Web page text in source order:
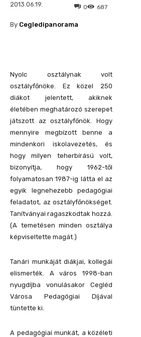
2013.06.19. 687
0
By Cegledipanorama
Nyolc osztálynak volt
osztályfőnöke. Ez közel 250
diákot jelentett, akiknek
életében meghatározó szerepet
játszott az osztályfőnök. Hogy
mennyire megbízott benne a
mindenkori iskolavezetés, és
hogy milyen teherbírású volt,
bizonyítja, hogy 1962-től
folyamatosan 1987-ig látta el az
egyik legnehezebb pedagógiai
feladatot, az osztályfőnökséget.
Tanítványai ragaszkodtak hozzá.
(A temetésen minden osztálya
képviseltette magát.)
Tanári munkáját diákjai, kollegái
elismerték. A város 1998-ban
nyugdíjba vonulásakor Cegléd
Városa Pedagógiai Díjával
tüntette ki.
A pedagógiai munkát, a közéleti